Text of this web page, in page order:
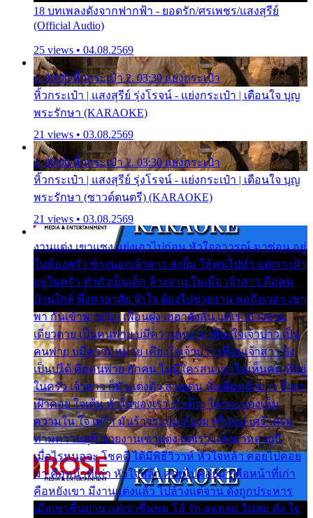
18 บทเพลงดังจากฟากฟ้า - ยอดรัก/ศรเพชร/แสงสุรีย์
(Official Audio)
25 views • 04.08.2569
1. 00:00 หิ้วกระเป๋า 2. 03:30 แย่งกระเป๋า
หิ้วกระเป๋า | แสงสุรีย์ รุ่งโรจน์ - แย่งกระเป๋า | เตือนใจ บุญ
พระรักษา (KARAOKE)
21 views • 03.08.2569
1. 00:00 หิ้วกระเป๋า 2. 03:30 แย่งกระเป๋า
หิ้วกระเป๋า | แสงสุรีย์ รุ่งโรจน์ - แย่งกระเป๋า | เตือนใจ บุญ
พระรักษา (ซาวด์ดนตรี) (KARAOKE)
21 views • 03.08.2569
งานแต่ง เขาแซง แย่งเอาไปก่อน หัวใจอาวรณ์ มาซ่อน อยู่
ในห้องครัว ข้างนอกเจ้าสาว ส่งยิ้ม ให้คนไปทั่ว แต่เรา เฝ้า
อยู่ในครัว ทำตัวเป็นเด็ก ล้างจาน ในเมื่อ เจ้าสาว คือคน
บ้านใกล้ พึ่งพาอาศัย จำใจ ต้องไปช่วยงาน พอถึงเวลา เขา
พา กันเข้าพาขวัญ เพื่อนฝูง เฮฮาดังลั่น แต่เราล้างจาน
เดียวดาย เป็นคนพ่าย บ่มีความหมาย เคียงใจเจ้าบ่าว เป็น
คนพ่าย บ่มีความหมาย เคียงใจเจ้าบ่าว เพื่อนเจ้าสาว ยัง
เป็นบ่ได้ คือคนพ่าย ฮักคน ไม่มีใครสน เขาไม่เห็นคน ที่อยู่
ในครัว เจ้าสาว ก็มัวแต่งตัว สวยเด่น นั่งเคียงเจ้าบ่าว ที่เขา
เฝ้าคอย ใจเต้น หัวใจของเรา ลำเค็ญ ใครจะมองเห็น
ความใน ใจ เศร้า มันร้าวระบม ต้องมาขื่นขม เศร้าตรม
ท่ามความสุขี ช่วยงานเขาแต่ง แต่เรา แล้งมาหลายปี
เมื่อไรหนอจะ โชคดี ได้มีพิธีวิวาห์ หัวใจหล้า คอยไปคอย
มา คือหน้าที่เก่า หัวใจหล้า คอยไปคอยมา คือหน้าที่เก่า
คือหยังเขา มีงานแต่งแล้ว ไปล้างแต่จาน ดั่งถูกประหาร
เมื่อเขาชื่นบาน แต่เราขื่นขม โอ้ รัก ลอยลม ไม่สม ดัง ใจ